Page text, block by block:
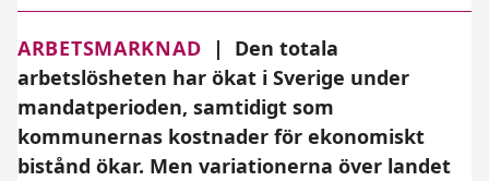
ARBETSMARKNAD |
Den totala
arbetslösheten har ökat i Sverige under
mandatperioden, samtidigt som
kommunernas kostnader för ekonomiskt
bistånd ökar. Men variationerna över landet